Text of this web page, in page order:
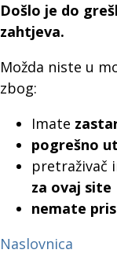
Došlo je do
zahtjeva.
Možda niste u
zbog:
Imate
pogrešno
pretraživač
za ovaj site
nemate
Naslovnica